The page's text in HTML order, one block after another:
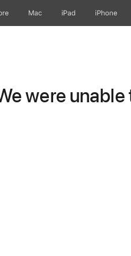
Mac iPad iPhone
were